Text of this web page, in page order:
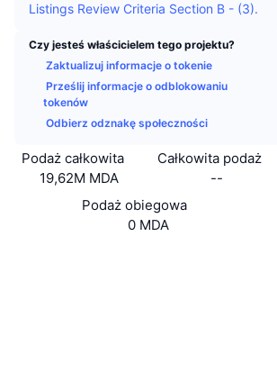
Listings Review Criteria Section B - (3).
Czy jesteś właścicielem tego projektu?
Zaktualizuj informacje o tokenie
Prześlij informacje o odblokowaniu
tokenów
Odbierz odznakę społeczności
Podaż całkowita
19,62M MDA
Całkowita podaż
--
Podaż obiegowa
0 MDA